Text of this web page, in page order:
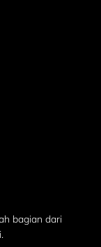
bagian dari